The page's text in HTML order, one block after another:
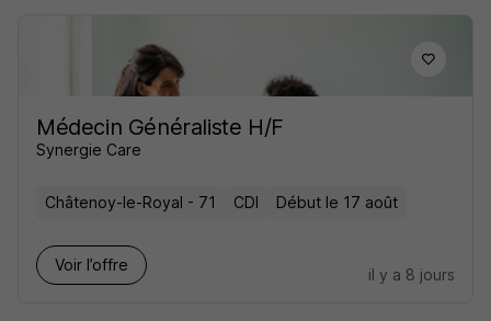
Médecin Généraliste H/F
Synergie Care
Châtenoy-le-Royal - 71 CDI Début le 17 août
Voir l’offre
il y a 8 jours